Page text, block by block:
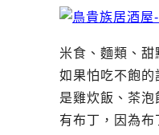
米食、麵類、甜
如果怕吃不飽的
是雞炊飯、茶泡
有布丁，因為